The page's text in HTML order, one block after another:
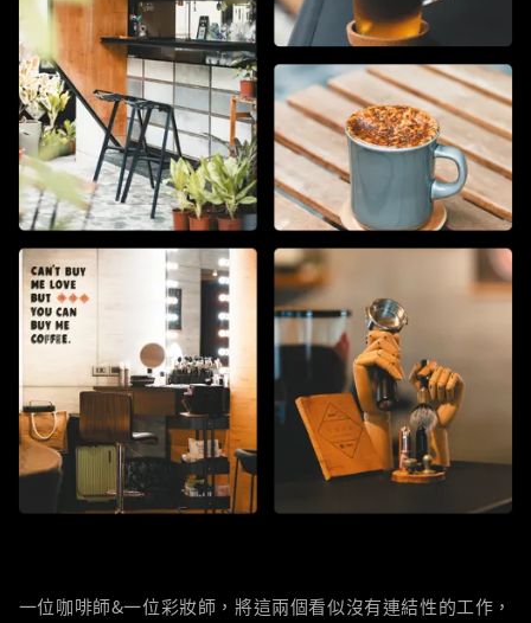
一位咖啡師&一位彩妝師，將這兩個看似沒有連結性的工作，